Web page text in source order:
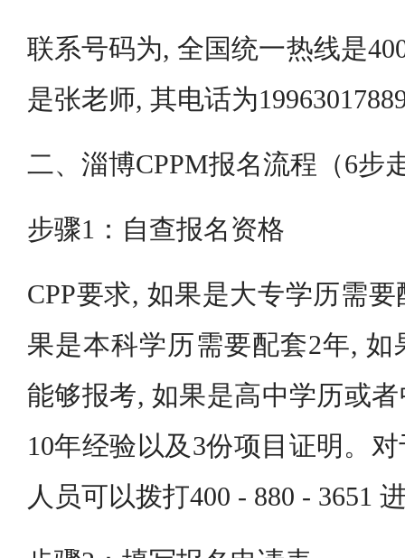
联系号码为, 全国统一热线是
是张老师, 其电话为
二、淄博CPPM报名流程（6步
步骤1：自查报名资格
CPP要求, 如果是大专学历需
果是本科学历需要配套2年,
能够报考, 如果是高中学历或
10年经验以及3份项目证明。
人员可以拨打400 - 880 - 3651